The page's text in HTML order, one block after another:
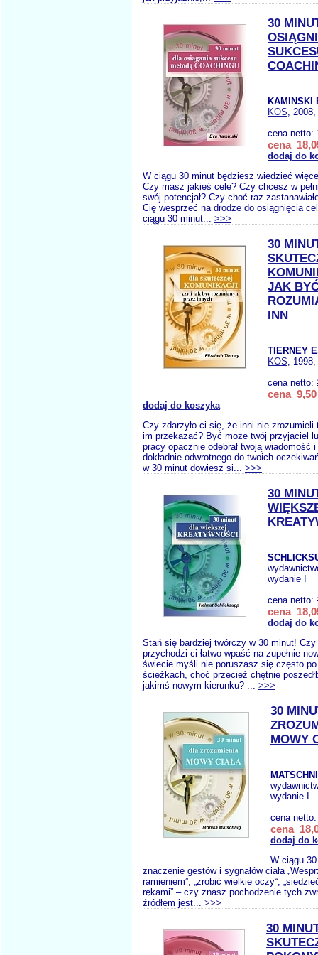
30
KAMINSKI
KOS,
cena netto:
cena
dodaj do
W ciągu 30 minut będziesz wiedzieć
Czy masz jakieś cele? Czy chcesz w
swój potencjał? Czy choć raz
Cię wesprzeć na drodze do osiągnięcia
ciągu 30 minut... >>>
30
JAK
INN
TIERNEY
KOS,
cena netto:
cena 9,50
dodaj do koszyka
Czy zdarzyło ci się, że inni nie zrozumieli
im przekazać? Być może twój przyjaciel
pracy opacznie odebrał twoją wiadomość i
dokładnie odwrotnego do twoich
w 30 minut dowiesz si... >>>
30
wydanie I
cena netto:
cena
dodaj do
Stań się bardziej twórczy w 30 minut!
przychodzi ci łatwo wpaść na zupełnie
świecie myśli nie poruszasz się często
ścieżkach, choć przecież chętnie
jakimś nowym kierunku? ... >>>
30
MOWY
wydanie I
cena
cena
dodaj do
W ciągu
znaczenie gestów i sygnałów ciała
ramieniem”, „zrobić wielkie oczy“,
rękami” – czy znasz pochodzenie tych
źródłem jest... >>>
30